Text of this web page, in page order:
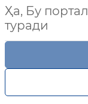
Ҳа, Бу
туради